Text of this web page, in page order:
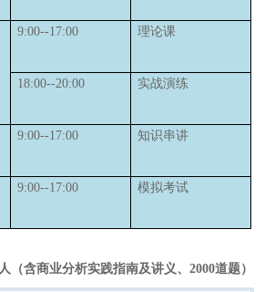
9:00--17:00 理论课
18:00--20:00 实战演练
9:00--17:00 知识串讲
9:00--17:00 模拟考试
人（含商业分析实践指南及讲义 、 2000道题）